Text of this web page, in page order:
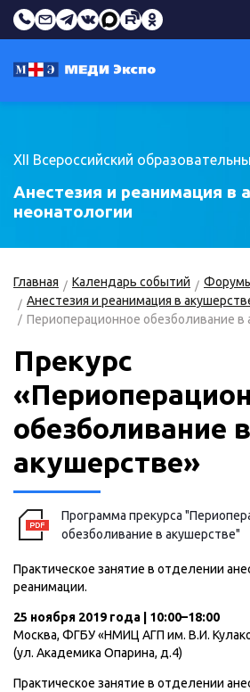
XII Всероссийский
Анестезия и реанимация в
неонатологии
Главная Календарь событий
Периоперационное обезболивание в
Прекурс
обезболивание в
акушерстве»
Программа прекурса
обезболивание в акушерстве"
Практическое занятие в отделении
реанимации.
25 ноября 2019 года | 10:00–18:00
Москва, ФГБУ «НМИЦ АГП им. В.И.
(ул. Академика Опарина, д.4)
Практическое занятие в отделении